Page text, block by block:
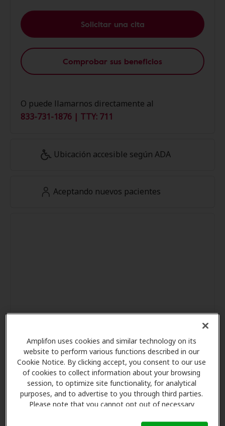
Amplifon uses cookies and similar technology on its
website to perform various functions described in our
Cookie Notice. By clicking accept, you consent to our use
of cookies to collect information about your browsing
session, to optimize site functionality, for analytical
purposes, and to advertise to you through third parties.
Please note that you cannot opt out of necessary
Solicitar una cita
Comprobar sus beneficios
O puede llamarnos directamente al
833-731-1876 | TTY: 711
Ubicación accesible según ADA
Aceptando nuevos pacientes